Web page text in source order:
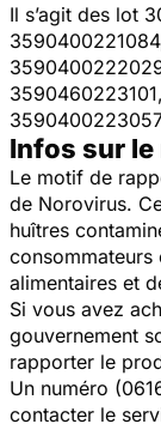
Il s’agit des lot
Infos sur le
Le motif de
de Norovirus.
huîtres
consommateurs
alimentaires et
Si vous avez
gouvernement
rapporter le
Un numéro
contacter le